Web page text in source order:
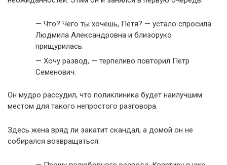
— Что? Чего ты хочешь, Петя? — устало спросила
Людмила Александровна и близоруко
прищурилась.
— Хочу развод, — терпеливо повторил Петр
Семенович.
Он мудро рассудил, что поликлиника будет наилучшим
местом для такого непростого разговора.
Здесь жена вряд ли закатит скандал, а домой он не
собирался возвращаться.